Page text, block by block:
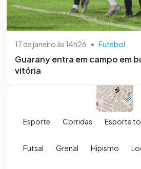
17 de janeiro às 14h26 • Futebol
Guarany entra em campo em
vitória
Esporte Corridas Esporte
Futsal Grenal Hipismo